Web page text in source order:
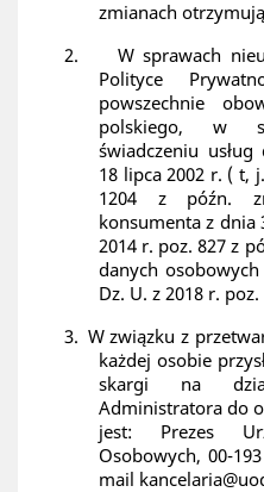
zmianach
2.
W sprawach
Polityce
powszechnie
polskiego, w
świadczeniu
18 lipca 2002 r. ( t,
1204 z późn.
konsumenta z dnia
2014 r. poz. 827 z
danych
Dz. U. z 2018 r.
3. W związku z
każdej osobie
skargi na
Administratora do
jest: Prezes
Osobowych, 00-
mail